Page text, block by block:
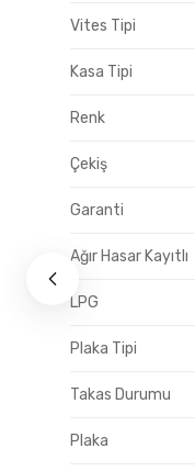
Vites Tipi
Kasa Tipi
Renk
Çekiş
Garanti
Ağır Hasar Kayıtlı
LPG
Plaka Tipi
Takas Durumu
Plaka